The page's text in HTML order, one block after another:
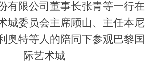
有限公司董事长张青等一行在
城委员会主席顾山、主任本尼
奥特等人的陪同下参观巴黎国
际艺术城